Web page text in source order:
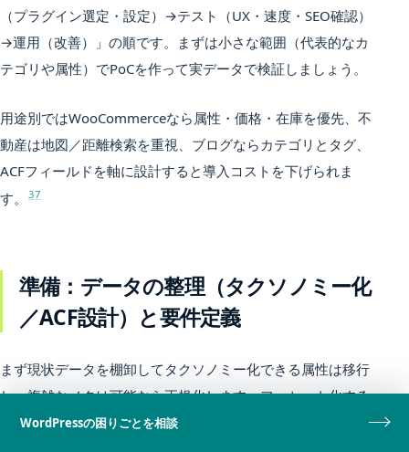
（プラグイン選定・設定）→テスト（UX・速度・SEO確認）
→運用（改善）」の順です。まずは小さな範囲（代表的なカ
テゴリや属性）でPoCを作って実データで検証しましょう。
用途別ではWooCommerceなら属性・価格・在庫を優先、不
動産は地図／距離検索を重視、ブログならカテゴリとタグ、
ACFフィールドを軸に設計すると導入コストを下げられま
す。
37
準備：データの整理（タクソノミー化
／ACF設計）と要件定義
まず現状データを棚卸してタクソノミー化できる属性は移行
し、複雑なメタは可能なら正規化します。ファセット化する
属性の優先順位を決め、SEOで露出させたい組合せもここで
WordPressの困りごとを相談